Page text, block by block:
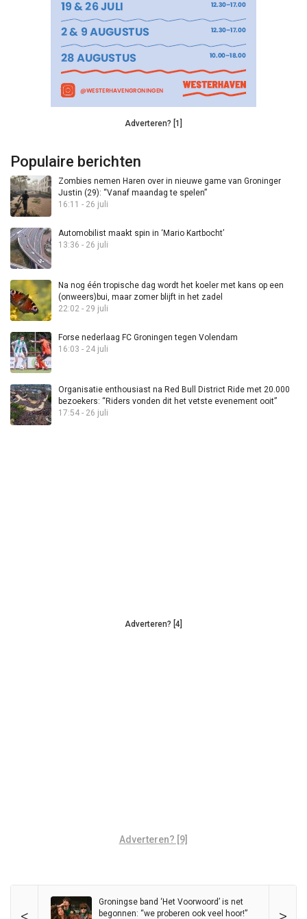
Adverteren? [1]
Populaire berichten
Zombies nemen Haren over in nieuwe game van Groninger
Justin (29): “Vanaf maandag te spelen”
16:11 - 26 juli
Automobilist maakt spin in ‘Mario Kartbocht’
13:36 - 26 juli
Na nog één tropische dag wordt het koeler met kans op een
(onweers)bui, maar zomer blijft in het zadel
22:02 - 29 juli
Forse nederlaag FC Groningen tegen Volendam
16:03 - 24 juli
Organisatie enthousiast na Red Bull District Ride met 20.000
bezoekers: “Riders vonden dit het vetste evenement ooit”
17:54 - 26 juli
Adverteren? [4]
Adverteren? [9]
Groningse band ‘Het Voorwoord’ is net
begonnen: “we proberen ook veel hoor!”